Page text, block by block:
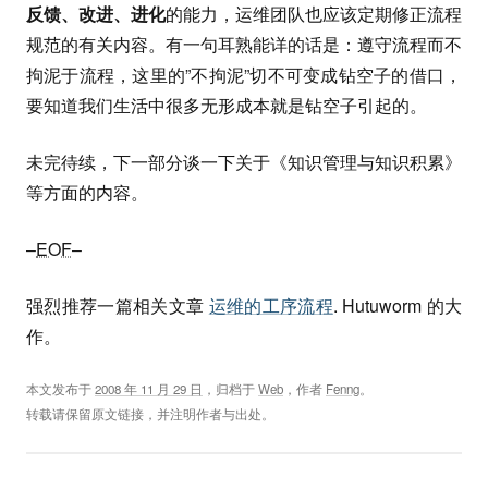
反馈、改进、进化的能力，运维团队也应该定期修正流程
规范的有关内容。有一句耳熟能详的话是：遵守流程而不
拘泥于流程，这里的”不拘泥”切不可变成钻空子的借口，
要知道我们生活中很多无形成本就是钻空子引起的。
未完待续，下一部分谈一下关于《知识管理与知识积累》
等方面的内容。
–EOF–
强烈推荐一篇相关文章 运维的工序流程. Hutuworm 的大
作。
本文发布于2008 年 11 月 29 日 ，归档于Web ，作者 Fenng。
转载请保留原文链接，并注明作者与出处。